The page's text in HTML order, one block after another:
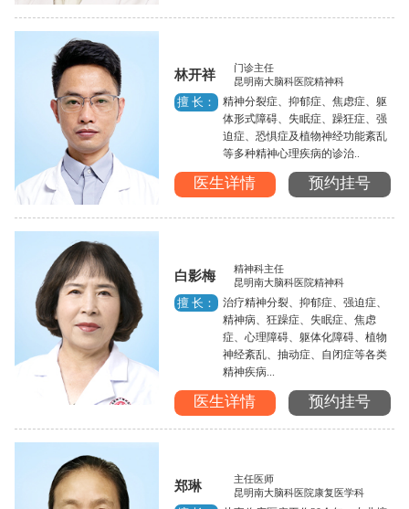
林开祥
门诊主任
昆明南大脑科医院精神科
擅 长：
精神分裂症、抑郁症、焦虑症、躯
体形式障碍、失眠症、躁狂症、强
迫症、恐惧症及植物神经功能紊乱
等多种精神心理疾病的诊治..
医生详情 预约挂号
白影梅
精神科主任
昆明南大脑科医院精神科
擅 长：
治疗精神分裂、抑郁症、强迫症、
精神病、狂躁症、失眠症、焦虑
症、心理障碍、躯体化障碍、植物
神经紊乱、抽动症、自闭症等各类
精神疾病...
医生详情 预约挂号
郑琳
主任医师
昆明南大脑科医院康复医学科